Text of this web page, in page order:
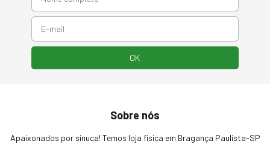
Sobre nós
Apaixonados por sinuca! Temos loja física em Bragança Paulista-SP